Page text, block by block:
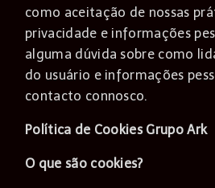
como aceitação de nossas
privacidade e informações
alguma dúvida sobre como
do usuário e informações
contacto connosco.
Política de Cookies Grupo Ark
O que são cookies?